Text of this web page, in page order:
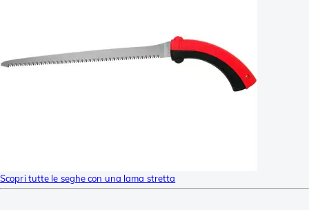
Scopri tutte le seghe con una lama stretta